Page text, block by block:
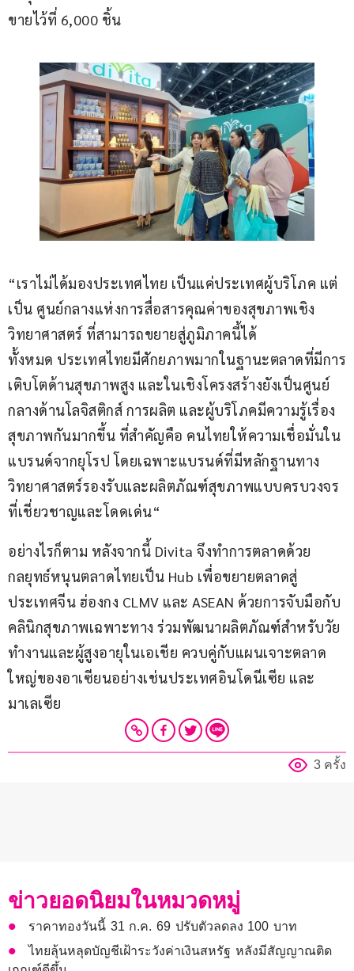
ขายไว้ที่ 6,000 ชิ้น
“เราไม่ได้มองประเทศไทย เป็นแค่ประเทศผู้บริโภค แต่
เป็น ศูนย์กลางแห่งการสื่อสารคุณค่าของสุขภาพเชิง
วิทยาศาสตร์ ที่สามารถขยายสู่ภูมิภาคนี้ได้
ทั้งหมด ประเทศไทยมีศักยภาพมากในฐานะตลาดที่มีการ
เติบโตด้านสุขภาพสูง และในเชิงโครงสร้างยังเป็นศูนย์
กลางด้านโลจิสติกส์ การผลิต และผู้บริโภคมีความรู้เรื่อง
สุขภาพกันมากขึ้น ที่สำคัญคือ คนไทยให้ความเชื่อมั่นใน
แบรนด์จากยุโรป โดยเฉพาะแบรนด์ที่มีหลักฐานทาง
วิทยาศาสตร์รองรับและผลิตภัณฑ์สุขภาพแบบครบวงจร
ที่เชี่ยวชาญและโดดเด่น“
อย่างไรก็ตาม หลังจากนี้ Divita จึงทำการตลาดด้วย
กลยุทธ์หนุนตลาดไทยเป็น Hub เพื่อขยายตลาดสู่
ประเทศจีน ฮ่องกง CLMV และ ASEAN ด้วยการจับมือกับ
คลินิกสุขภาพเฉพาะทาง ร่วมพัฒนาผลิตภัณฑ์สำหรับวัย
ทำงานและผู้สูงอายุในเอเชีย ควบคู่กับแผนเจาะตลาด
ใหญ่ของอาเซียนอย่างเช่นประเทศอินโดนีเซีย และ
มาเลเซีย
3 ครั้ง
ข่าวยอดนิยมในหมวดหมู่
ราคาทองวันนี้ 31 ก.ค. 69 ปรับตัวลดลง 100 บาท
ไทยลุ้นหลุดบัญชีเฝ้าระวังค่าเงินสหรัฐ หลังมีสัญญาณติด